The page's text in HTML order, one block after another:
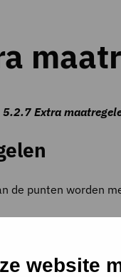
website
Extra
de punten worden